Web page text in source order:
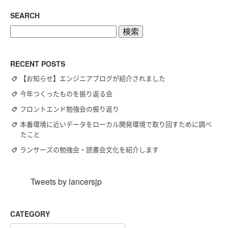
SEARCH
RECENT POSTS
【お知らせ】エンジニアブログが紹介されました
今年つくったものを振り返る会
フロントエンド勉強会の振り返り
本番環境に近いデータをローカル開発環境で取り回すために調べ
たこと
ランサーズの勉強会・読書会文化を紹介します
Tweets by lancersjp
CATEGORY